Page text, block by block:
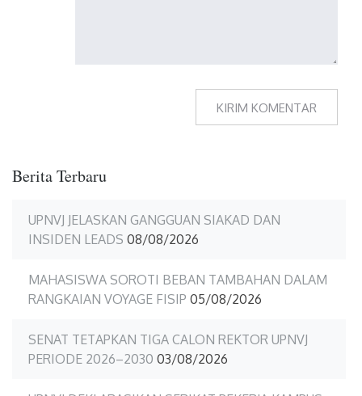
Berita Terbaru
UPNVJ JELASKAN GANGGUAN SIAKAD DAN
INSIDEN LEADS 08/08/2026
MAHASISWA SOROTI BEBAN TAMBAHAN DALAM
RANGKAIAN VOYAGE FISIP 05/08/2026
SENAT TETAPKAN TIGA CALON REKTOR UPNVJ
PERIODE 2026–2030 03/08/2026